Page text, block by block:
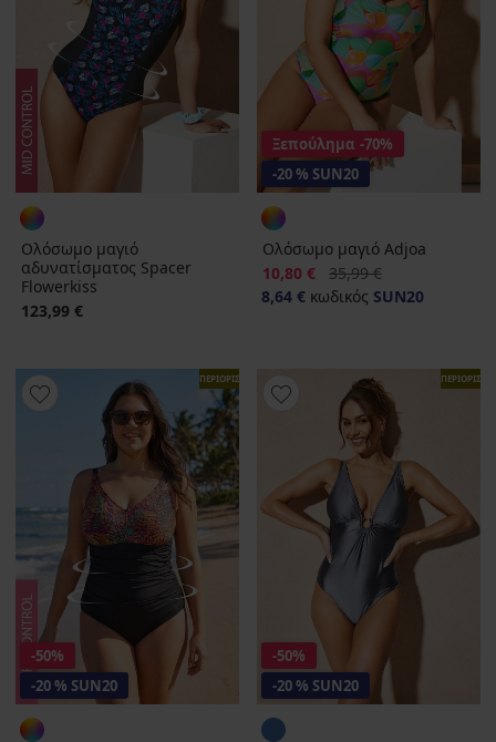
Ολόσωμο μαγιό
αδυνατίσματος Spacer
Flowerkiss
123,99 €
Ξεπούλημα -70%
-20 % SUN20
Ολόσωμο μαγιό Adjoa
Έκπτωση
10,80 € Αρχική τιμή
35,99 €
8,64 € κωδικός SUN20
ΠΕΡΙΟΡΙΣΜΕΝΑ
-50%
-20 % SUN20
-50%
-20 % SUN20